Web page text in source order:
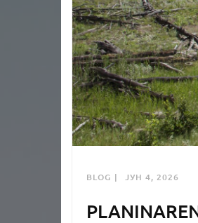
BLOG ЈУН 4, 2026